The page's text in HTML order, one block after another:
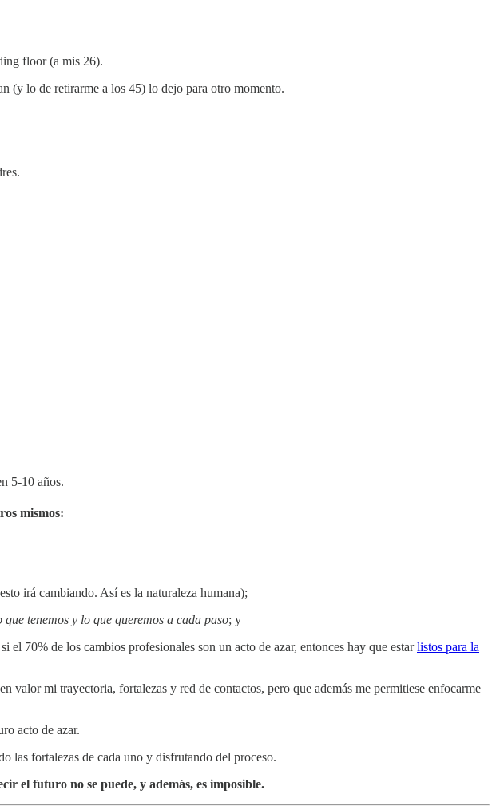
floor (a mis 26).
(y lo de retirarme a los 45) lo dejo para otro momento.
5-10 años.
mismos:
irá cambiando. Así es la naturaleza humana);
que tenemos y lo que queremos a cada paso; y
el 70% de los cambios profesionales son un acto de azar, entonces hay que estarlistos para la
mi trayectoria, fortalezas y red de contactos, pero que además me permitiese enfocarme
acto de azar.
las fortalezas de cada uno y disfrutando del proceso.
el futuro no se puede, y además, es imposible.